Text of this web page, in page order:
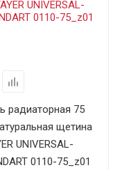
радиаторная 75
щетина
UNIVERSAL-
0110-75_z01